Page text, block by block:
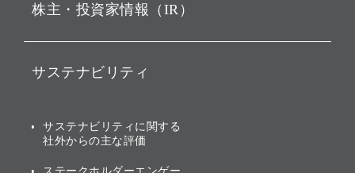
戦略
バリュー
ソフトバンクグループの歩
[AI] What dreams are made
ソフトバンク・ビジョン・
その他
グループ企業一覧
株主・投資家情報（IR）
IRカレンダー
業績・財務
アニュアルレポート
サステナビリティ
トップメッセージ
サステナビリティの考え方
サステナビリティに関する
社外からの主な評価
ステークホルダーエンゲー